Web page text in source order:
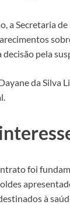
a Secretaria
pela
da Silva
foi
à